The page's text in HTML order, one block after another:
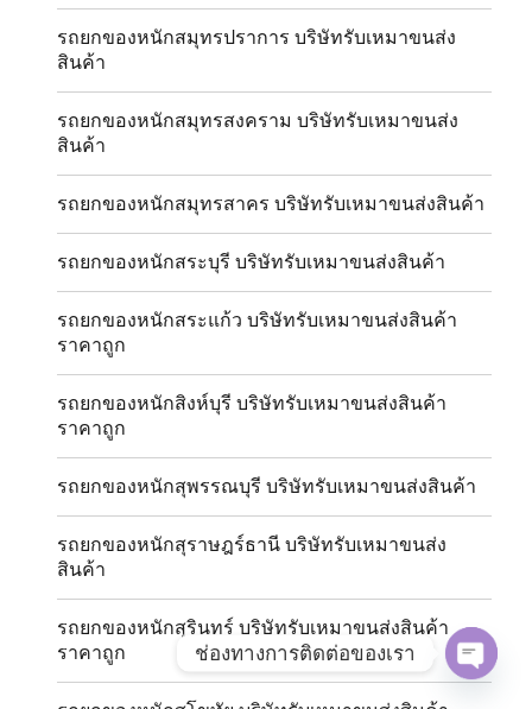
รถยกของหนักสมุทรปราการ บริษัทรับเหมาขนส่ง
สินค้า
รถยกของหนักสมุทรสงคราม บริษัทรับเหมาขนส่ง
สินค้า
รถยกของหนักสมุทรสาคร บริษัทรับเหมาขนส่งสินค้า
รถยกของหนักสระบุรี บริษัทรับเหมาขนส่งสินค้า
รถยกของหนักสระแก้ว บริษัทรับเหมาขนส่งสินค้า
ราคาถูก
รถยกของหนักสิงห์บุรี บริษัทรับเหมาขนส่งสินค้า
ราคาถูก
รถยกของหนักสุพรรณบุรี บริษัทรับเหมาขนส่งสินค้า
รถยกของหนักสุราษฎร์ธานี บริษัทรับเหมาขนส่ง
สินค้า
รถยกของหนักสุรินทร์ บริษัทรับเหมาขนส่งสินค้า
ราคาถูก
ช่องทางการติดต่อของเรา
OPEN